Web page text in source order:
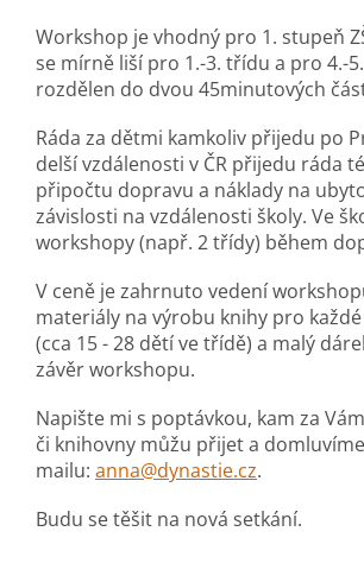
Workshop je vhodný pro 1. stupeň
se mírně liší pro 1.-3. třídu a pro 4.-
rozdělen do dvou 45minutových
Ráda za dětmi kamkoliv přijedu po
delší vzdálenosti v ČR přijedu ráda
připočtu dopravu a náklady na
závislosti na vzdálenosti školy. Ve
workshopy (např. 2 třídy) během
V ceně je zahrnuto vedení
materiály na výrobu knihy pro
(cca 15 - 28 dětí ve třídě) a malý
závěr workshopu.
Napište mi s poptávkou, kam za
či knihovny můžu přijet a
mailu: anna@dynastie.cz.
Budu se těšit na nová setkání.